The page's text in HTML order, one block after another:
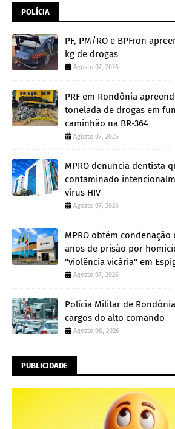
POLÍCIA
PF, PM/RO e BPFron
kg de drogas
Agosto 07, 2026
PRF em Rondônia
tonelada de drogas em
caminhão na BR-364
Agosto 07, 2026
MPRO denuncia dentista
contaminado
vírus HIV
Agosto 07, 2026
MPRO obtém condenação
anos de prisão por
"violência vicária" em
Agosto 07, 2026
Polícia Militar de
cargos do alto comando
Agosto 06, 2026
PUBLICIDADE